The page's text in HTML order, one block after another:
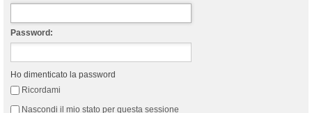
Password:
Ho dimenticato la password
Ricordami
Nascondi il mio stato per questa sessione